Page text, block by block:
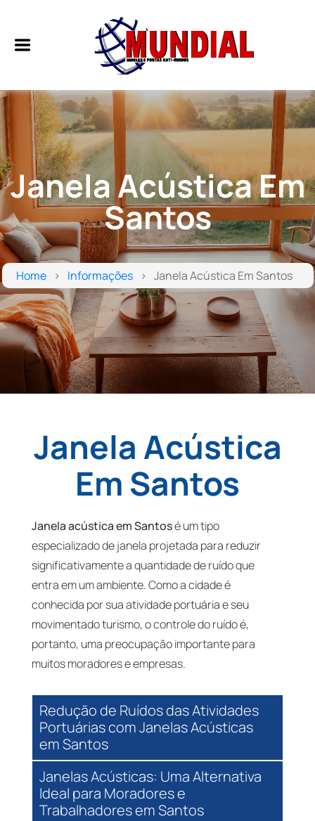
Janela Acústica Em
Santos
Home Informações Janela Acústica Em Santos
Janela Acústica
Em Santos
Janela acústica em Santosé um tipo
especializado de janela projetada para reduzir
significativamente a quantidade de ruído que
entra em um ambiente. Como a cidade é
conhecida por sua atividade portuária e seu
movimentado turismo, o controle do ruído é,
portanto, uma preocupação importante para
muitos moradores e empresas.
Redução de Ruídos das Atividades
Portuárias com Janelas Acústicas
em Santos
Janelas Acústicas: Uma Alternativa
Ideal para Moradores e
Trabalhadores em Santos